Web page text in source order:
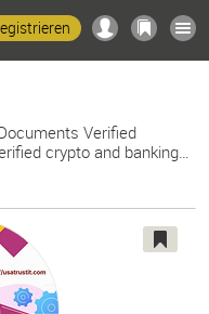
Verified
crypto and banking…